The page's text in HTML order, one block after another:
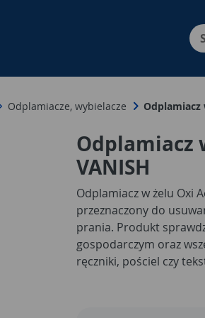
Menu Produktów,
Odplamiacze, wybielacze Odplamiacz
Odplamiacz
VANISH
Odplamiacz w żelu Oxi
przeznaczony do
prania. Produkt
gospodarczym oraz
ręczniki, pościel czy
bezpośrednio na